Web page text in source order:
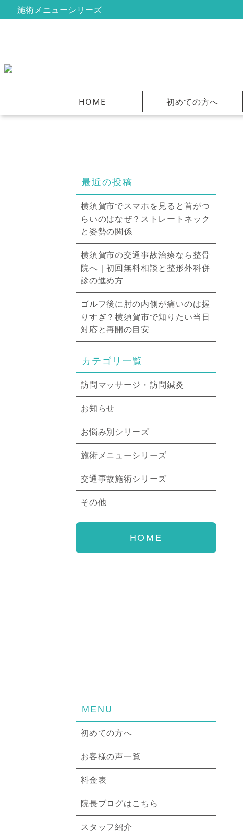
施術メニューシリーズ
HOME 初めての方へ
最近の投稿
横須賀市でスマホを見ると首がつ
らいのはなぜ？ストレートネック
と姿勢の関係
横須賀市の交通事故治療なら整骨
院へ｜初回無料相談と整形外科併
診の進め方
ゴルフ後に肘の内側が痛いのは握
りすぎ？横須賀市で知りたい当日
対応と再開の目安
カテゴリ一覧
訪問マッサージ・訪問鍼灸
お知らせ
お悩み別シリーズ
施術メニューシリーズ
交通事故施術シリーズ
その他
HOME
MENU
初めての方へ
お客様の声一覧
料金表
院長ブログはこちら
スタッフ紹介